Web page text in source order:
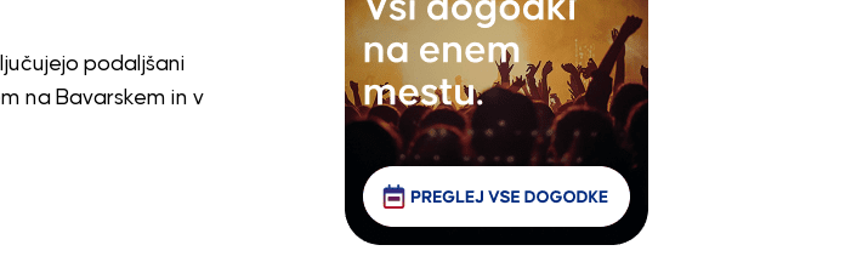
podaljšani
na Bavarskem in v